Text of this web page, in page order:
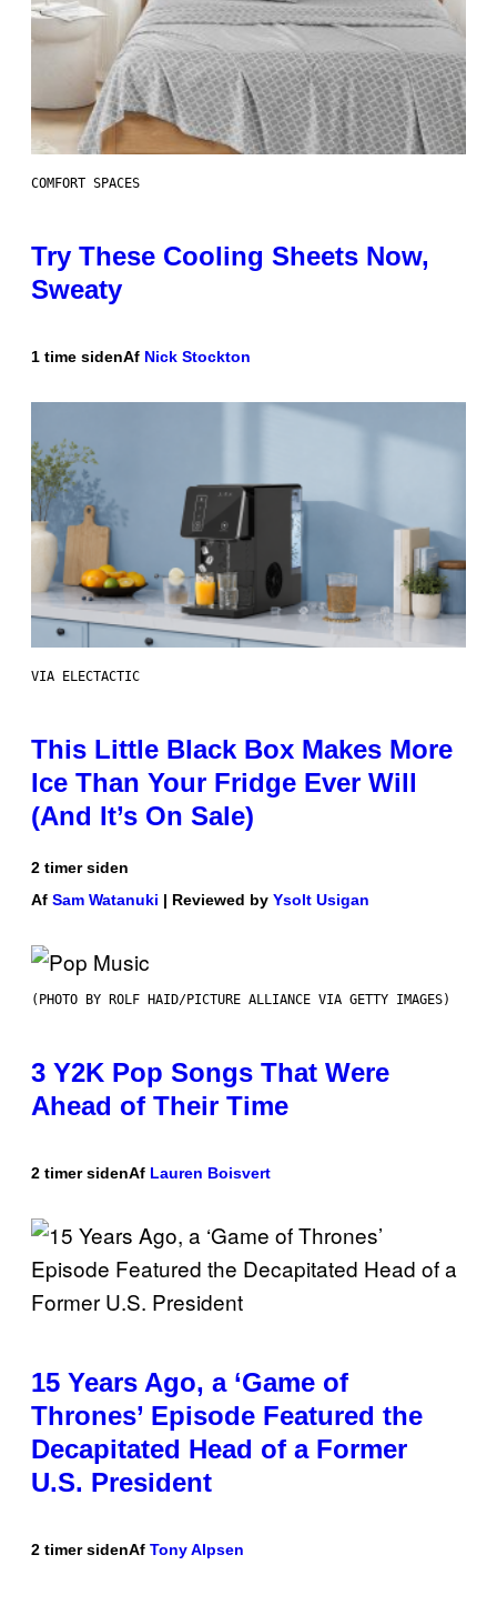
COMFORT SPACES
Try These Cooling Sheets Now,
Sweaty
1 time sidenAf Nick Stockton
VIA ELECTACTIC
This Little Black Box Makes More
Ice Than Your Fridge Ever Will
(And It’s On Sale)
2 timer siden
Af Sam Watanuki | Reviewed by Ysolt Usigan
(PHOTO BY ROLF HAID/PICTURE ALLIANCE VIA GETTY IMAGES)
3 Y2K Pop Songs That Were
Ahead of Their Time
2 timer sidenAf Lauren Boisvert
15 Years Ago, a ‘Game of
Thrones’ Episode Featured the
Decapitated Head of a Former
U.S. President
2 timer sidenAf Tony Alpsen